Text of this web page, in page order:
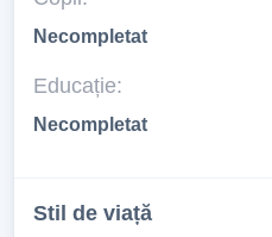
Necompletat
Educație:
Necompletat
Stil de viață